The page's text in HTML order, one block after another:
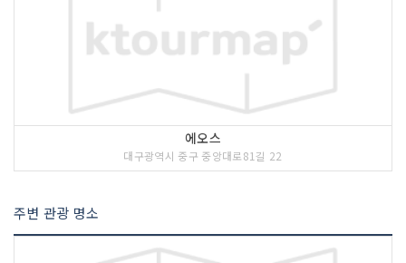
에오스
대구광역시 중구 중앙대로81길 22
주변 관광 명소